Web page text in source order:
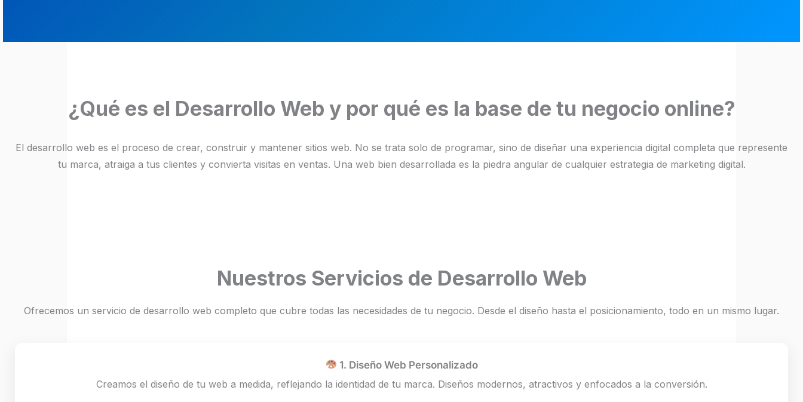
¿Qué es el Desarrollo Web y por qué es la base de tu negocio online?
El desarrollo web es el proceso de crear, construir y mantener sitios web. No se trata solo de programar, sino de diseñar una experiencia digital completa que represente
tu marca, atraiga a tus clientes y convierta visitas en ventas. Una web bien desarrollada es la piedra angular de cualquier estrategia de marketing digital.
Nuestros Servicios de Desarrollo Web
Ofrecemos un servicio de desarrollo web completo que cubre todas las necesidades de tu negocio. Desde el diseño hasta el posicionamiento, todo en un mismo lugar.
1. Diseño Web Personalizado
Creamos el diseño de tu web a medida, reflejando la identidad de tu marca. Diseños modernos, atractivos y enfocados a la conversión.